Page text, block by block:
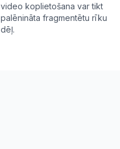
video koplietošana var tikt
palēnināta fragmentētu rīku
dēļ.